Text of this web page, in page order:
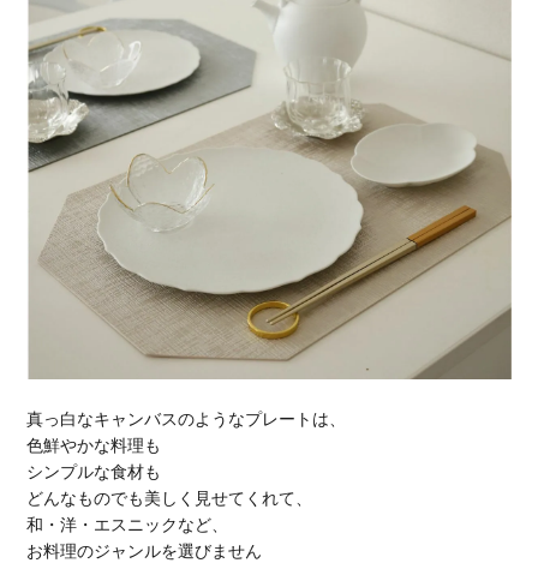
真っ白なキャンバスのようなプレートは、
色鮮やかな料理も
シンプルな食材も
どんなものでも美しく見せてくれて、
和・洋・エスニックなど、
お料理のジャンルを選びません